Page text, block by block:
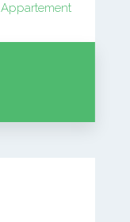
Appartement